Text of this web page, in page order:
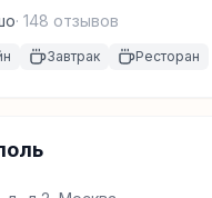
· 148 отзывов
Завтрак Ресторан